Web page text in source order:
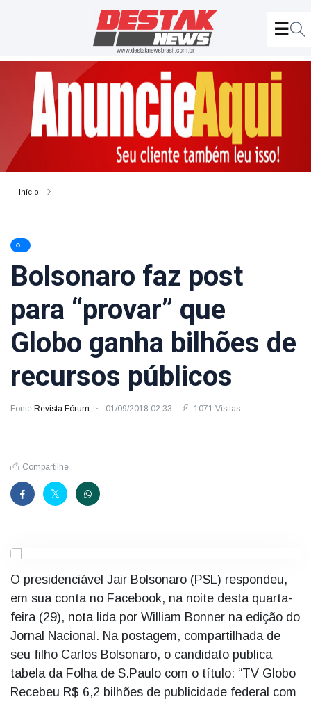
Início
Bolsonaro faz post
para “provar” que
Globo ganha bilhões de
recursos públicos
Fonte Revista Fórum 01/09/2018 02:33 1071 Visitas
Compartilhe
O presidenciável Jair Bolsonaro (PSL) respondeu,
em sua conta no Facebook, na noite desta quarta-
feira (29), notalida por William Bonner na edição do
Jornal Nacional. Na postagem, compartilhada de
seu filho Carlos Bolsonaro, o candidato publica
tabela da Folha de S.Paulo com o título: “TV Globo
Recebeu R$ 6,2 bilhões de publicidade federal com